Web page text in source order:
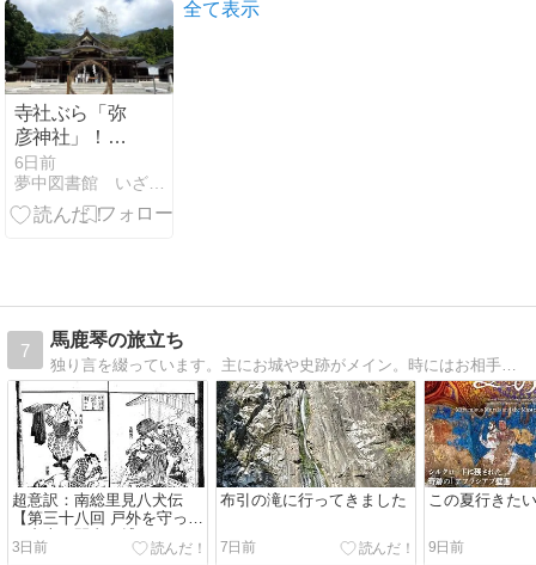
寺社ぶら「弥
彦神社」！上
杉謙信も勝利
を祈った越後
一宮。山頂の
6日前
夢中図書館 いざ城ぶら！
全て表示
7
馬鹿琴の旅立ち
独り言を綴っています。主にお城や史跡がメイン。時にはお相手して下さい。
超意訳：南総里見八犬伝
【第三十八回 戸外を守って
一犬士、間者を捕まえる／
召喚状を返して四犬士、使
3日前
布引の滝に行ってきました
7日前
この夏行きた
9日前